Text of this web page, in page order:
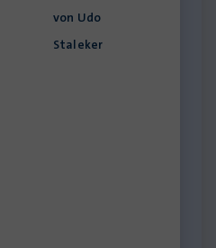
von Udo
Staleker